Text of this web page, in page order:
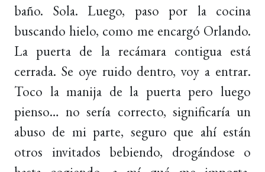
baño. Sola. Luego, paso por la cocina
buscando hielo, como me encargó Orlando.
La puerta de la recámara contigua está
cerrada. Se oye ruido dentro, voy a entrar.
Toco la manija de la puerta pero luego
pienso… no sería correcto, significaría un
abuso de mi parte, seguro que ahí están
otros invitados bebiendo, drogándose o